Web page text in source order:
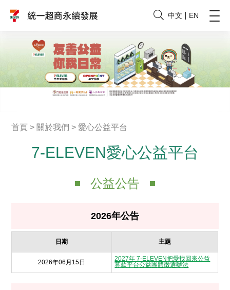
中文 EN
首頁 > 關於我們 >愛心公益平台
7-ELEVEN愛心公益平台
公益公告
2026年公告
日期 主題
2026年06月15日
2027年 7-ELEVEN把愛找回來公益
募款平台公益團體徵選辦法